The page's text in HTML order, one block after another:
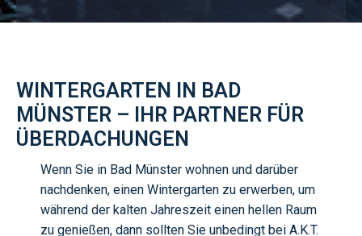
WINTERGARTEN IN BAD
MÜNSTER – IHR PARTNER FÜR
ÜBERDACHUNGEN
Wenn Sie in Bad Münster wohnen und darüber
nachdenken, einen Wintergarten zu erwerben, um
während der kalten Jahreszeit einen hellen Raum
zu genießen, dann sollten Sie unbedingt bei A.K.T.